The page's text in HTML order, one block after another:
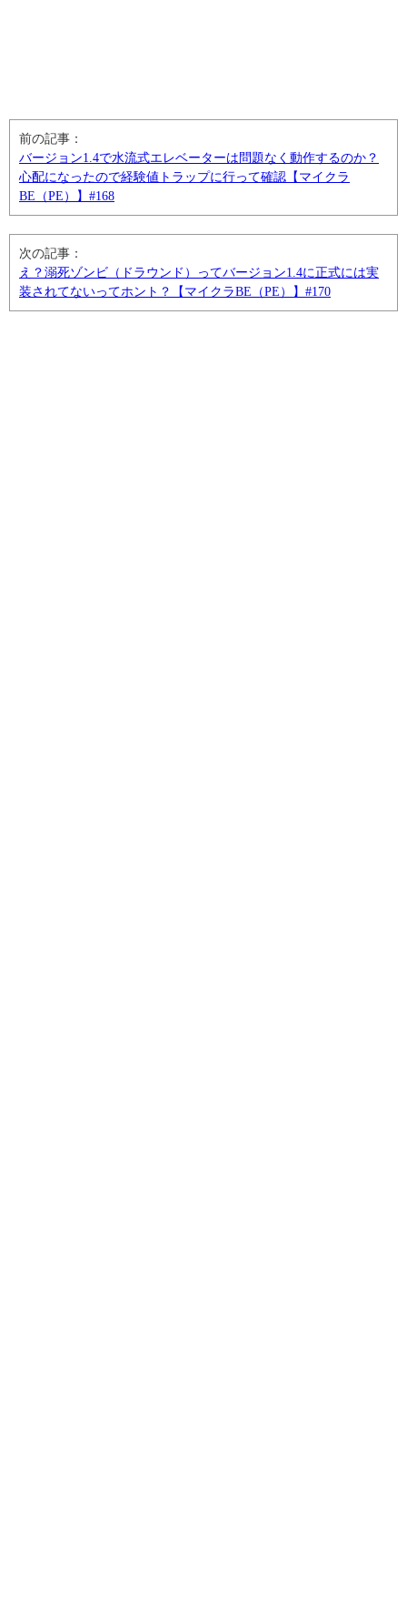
前の記事：
バージョン1.4で水流式エレベーターは問題なく動作するのか？
心配になったので経験値トラップに行って確認【マイクラ
BE（PE）】#168
次の記事：
え？溺死ゾンビ（ドラウンド）ってバージョン1.4に正式には実
装されてないってホント？【マイクラBE（PE）】#170